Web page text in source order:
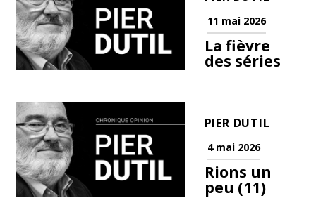
11 mai 2026
La fièvre
des séries
PIER DUTIL
4 mai 2026
Rions un
peu (11)